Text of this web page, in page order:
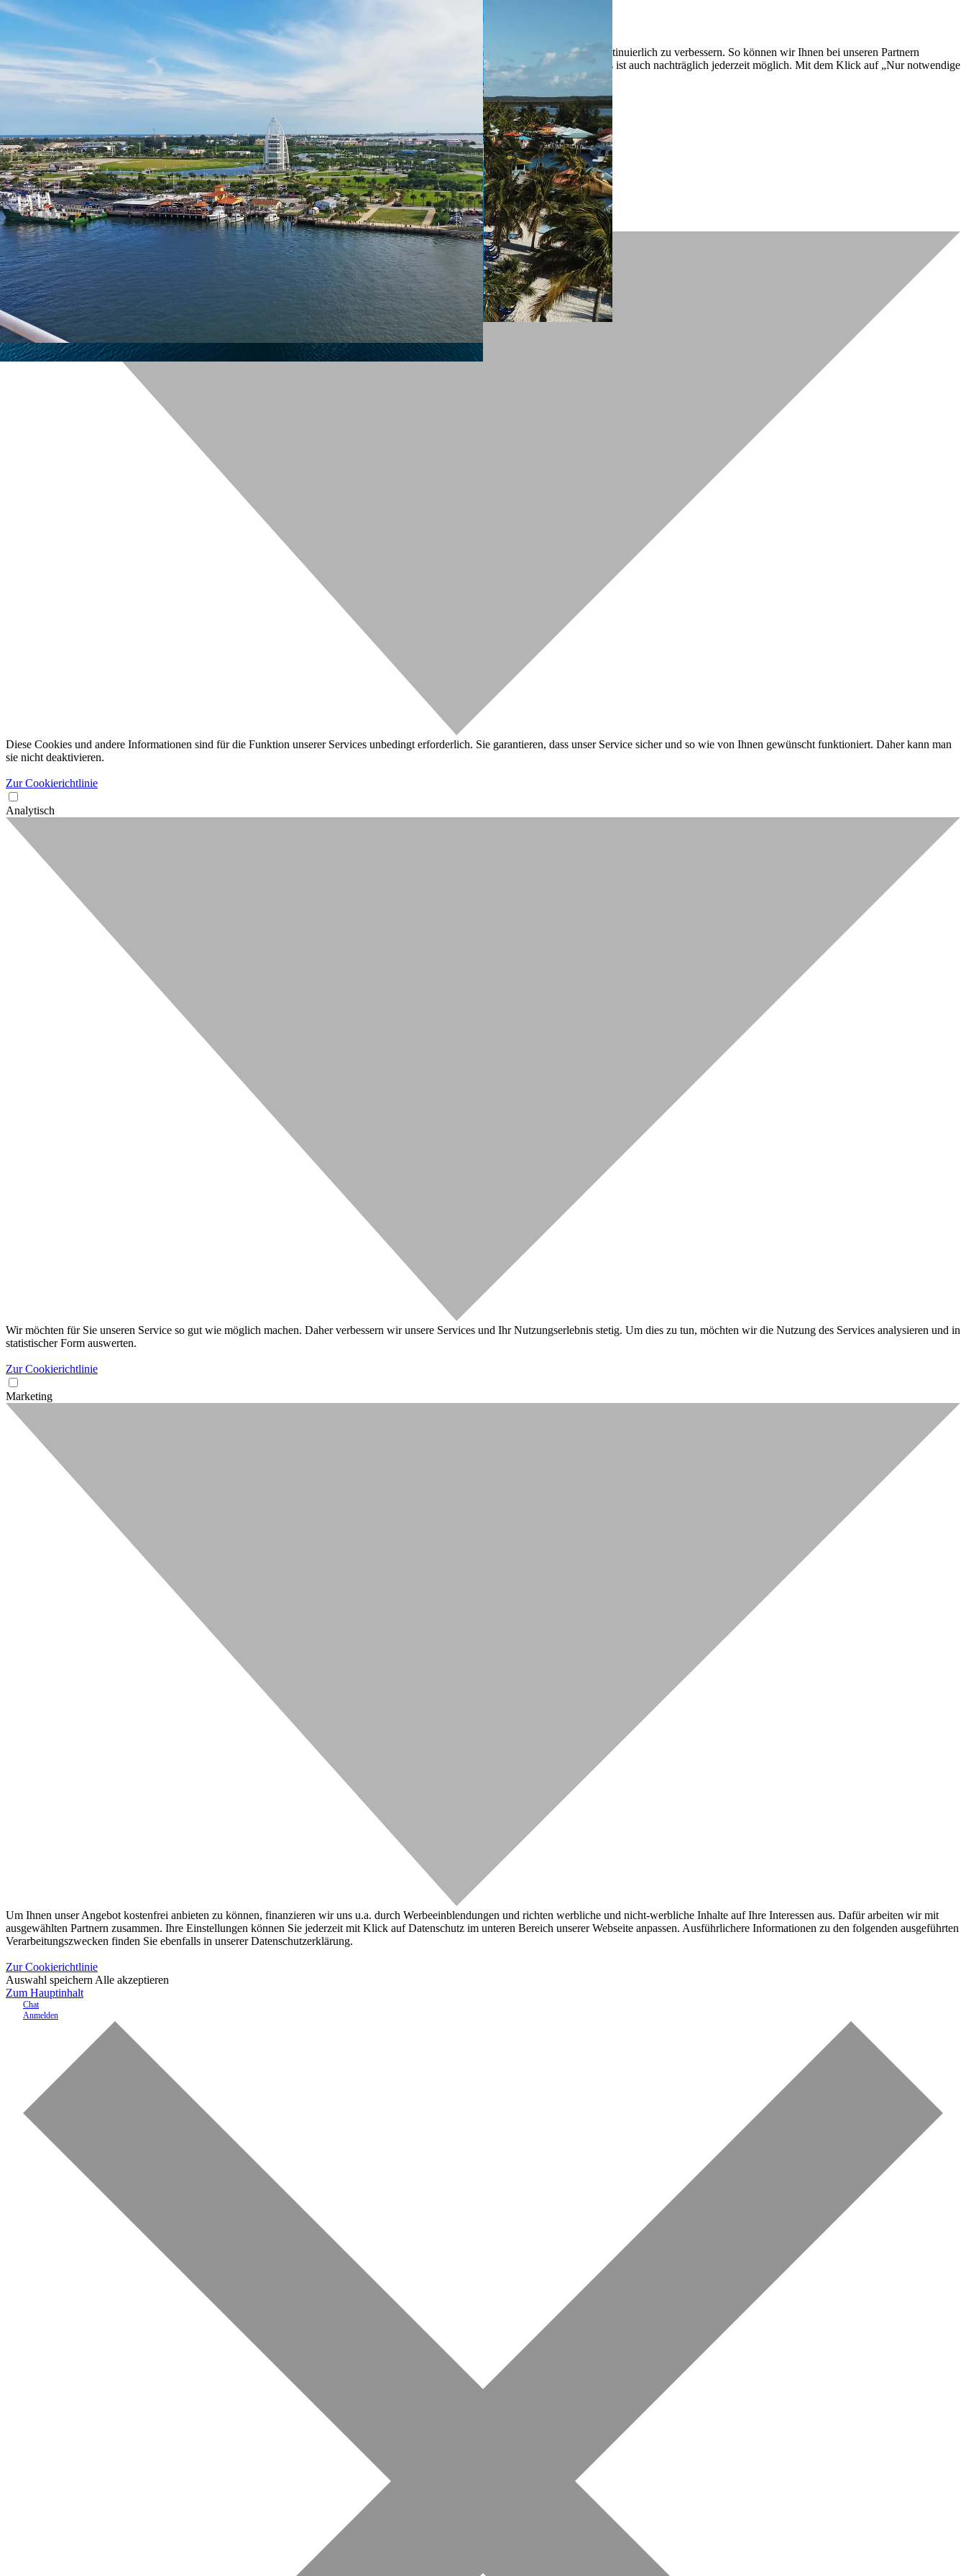
Nur notwendige Cookies
Mit dem Klick auf „geht klar” ermöglichen Sie uns Ihnen über Cookies ein verbessertes Nutzungserlebnis zu servieren und dieses kontinuierlich zu verbessern. So können wir Ihnen bei unseren Partnern
personalisierte Werbung und passende Angebote anzeigen. Über „anpassen” können Sie Ihre persönlichen Präferenzen festlegen. Dies ist auch nachträglich jederzeit möglich. Mit dem Klick auf „Nur notwendige
Cookies” werden lediglich technisch notwendige Cookies gespeichert.
Datenschutzerklärung
Ihre Cookie-Präferenzen verwalten
Wählen Sie, welche Cookies Sie auf check24.de akzeptieren.
Die Cookierichtlinie finden Siehier.
Notwendig
Diese Cookies und andere Informationen sind für die Funktion unserer Services unbedingt erforderlich. Sie garantieren, dass unser Service sicher und so wie von Ihnen gewünscht funktioniert. Daher kann man
sie nicht deaktivieren.
Zur Cookierichtlinie
Analytisch
Wir möchten für Sie unseren Service so gut wie möglich machen. Daher verbessern wir unsere Services und Ihr Nutzungserlebnis stetig. Um dies zu tun, möchten wir die Nutzung des Services analysieren und in
statistischer Form auswerten.
Zur Cookierichtlinie
Marketing
Um Ihnen unser Angebot kostenfrei anbieten zu können, finanzieren wir uns u.a. durch Werbeeinblendungen und richten werbliche und nicht-werbliche Inhalte auf Ihre Interessen aus. Dafür arbeiten wir mit
ausgewählten Partnern zusammen. Ihre Einstellungen können Sie jederzeit mit Klick auf Datenschutz im unteren Bereich unserer Webseite anpassen. Ausführlichere Informationen zu den folgenden ausgeführten
Verarbeitungszwecken finden Sie ebenfalls in unserer Datenschutzerklärung.
Zur Cookierichtlinie
Auswahl speichern Alle akzeptieren
Zum Hauptinhalt
Chat
Anmelden